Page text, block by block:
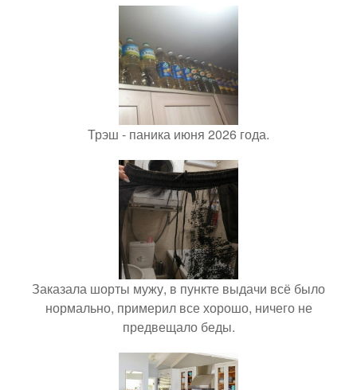
Трэш - паника июня 2026 года.
Заказала шорты мужу, в пункте выдачи всё было
нормально, примерил все хорошо, ничего не
предвещало беды.